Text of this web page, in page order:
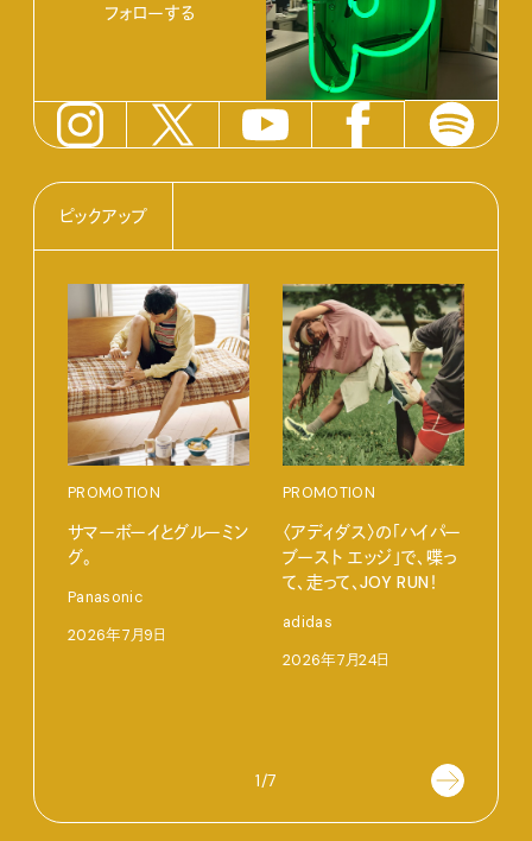
フォローする
ピックアップ
PROMOTION
サマーボーイとグルーミン
グ。
Panasonic
2026年7月9日
PROMOTION
〈アディダス〉の「ハイパー
ブースト エッジ」で、喋っ
て、走って、JOY RUN！
adidas
2026年7月24日
1/7